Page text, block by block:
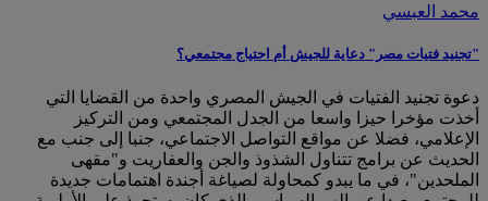
محمد العبسي
"تجنيد فتيات مصر" دعاية للجيش أم احتياج مجتمعي؟
دعوة تجنيد الفتيات في الجيش المصري واحدة من القضايا التي
أخذت مؤخرا حيزا واسعا من الجدل المجتمعي ومن التركيز
الإعلامي، فضلا عن مواقع التواصل الاجتماعي، جنبا إلى جنب مع
الحديث عن برامج تتناول الشذوذ والجن والعفاريت و"مقهى
الملحدين"، في ما يبدو كمحاولة لصياغة أجندة اهتمامات جديدة